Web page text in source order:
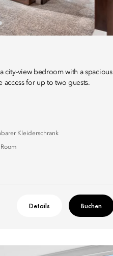
city-view bedroom with a spacious
for up to two guests.
Kleiderschrank
Details Buchen